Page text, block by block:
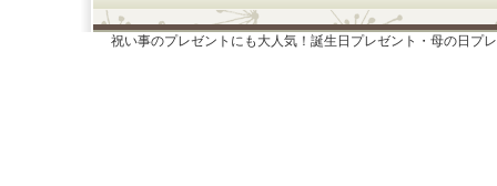
祝い事のプレゼントにも大人気！誕生日プレゼント・母の日プ